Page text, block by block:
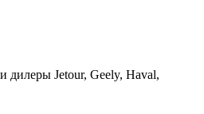
дилеры Jetour, Geely, Haval,